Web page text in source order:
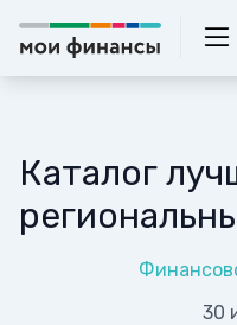
Каталог
30